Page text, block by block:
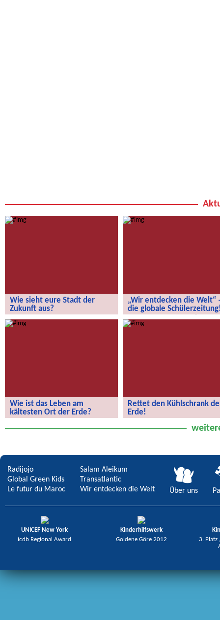
Wie sieht eure Stadt der
Zukunft aus?
„Wir entdecken die Welt“
die globale
globale Schülerzeitung!
Wie ist das Leben am
kältesten Ort der Erde?
der Erde?
Rettet den Kühlschrank
Erde!
Radijojo
Global Green Kids
Le futur du Maroc
Salam Aleikum
Transatlantic
Wir entdecken die Welt
Über uns
UNICEF New York
icdb Regional Award
Kinderhilfswerk
Goldene Göre 2012
3. Platz